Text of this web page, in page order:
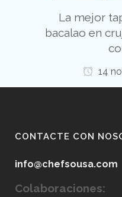
La mejor
bacalao en
14
CONTACTE CON
info@chefsousa.com
Colaboraciones: